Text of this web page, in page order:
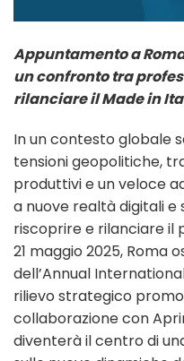
Appuntamento a
un confronto tra
rilanciare il Made in
In un contesto globale
tensioni geopolitiche,
produttivi e un veloce
a nuove realtà digitali e
riscoprire e rilanciare il
21 maggio 2025, Roma
dell’Annual
rilievo strategico
collaborazione con
diventerà il centro di